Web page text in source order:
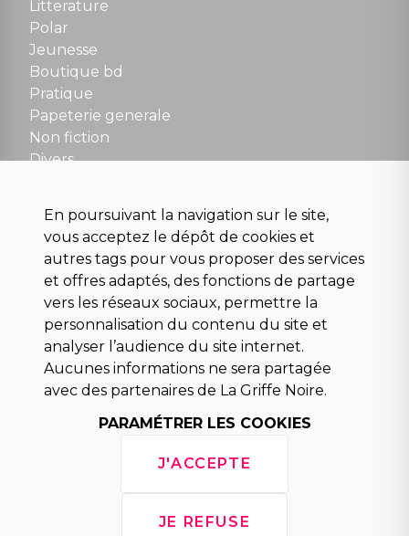
Fermé le dimanche en Juillet et Août
NOUS CONTACTER
contact@la-griffe-noire.com
Litterature
Polar
Jeunesse
Boutique bd
Pratique
Papeterie generale
Non fiction
Divers
Para scolaire
Histoire
Pochoteque
Pleiade
INFORMATIONS
Droit de rétractation
Conditions générales de vente
Mentions légales
Horaires d'ouverture
En poursuivant la navigation sur le site,
vous acceptez le dépôt de cookies et
autres tags pour vous proposer des services
et offres adaptés, des fonctions de partage
vers les réseaux sociaux, permettre la
personnalisation du contenu du site et
analyser l’audience du site internet.
Aucunes informations ne sera partagée
avec des partenaires de La Griffe Noire.
PARAMÉTRER LES COOKIES
J'ACCEPTE
JE REFUSE